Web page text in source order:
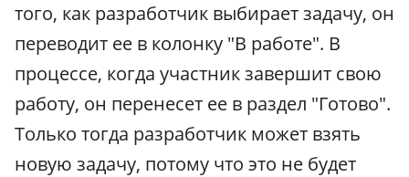
того, как разработчик выбирает задачу, он
переводит ее в колонку "В работе". В
процессе, когда участник завершит свою
работу, он перенесет ее в раздел "Готово".
Только тогда разработчик может взять
новую задачу, потому что это не будет